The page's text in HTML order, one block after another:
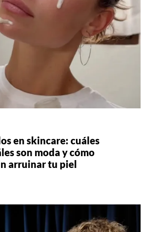
en skincare: cuáles
son moda y cómo
arruinar tu piel